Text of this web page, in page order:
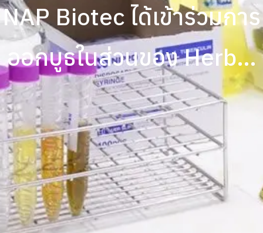
NAP Biotec ได้เข้าร่วมการ
ออกบูธในส่วนของ Herbal
Pavilion โดยงาน “CPHI
2023”